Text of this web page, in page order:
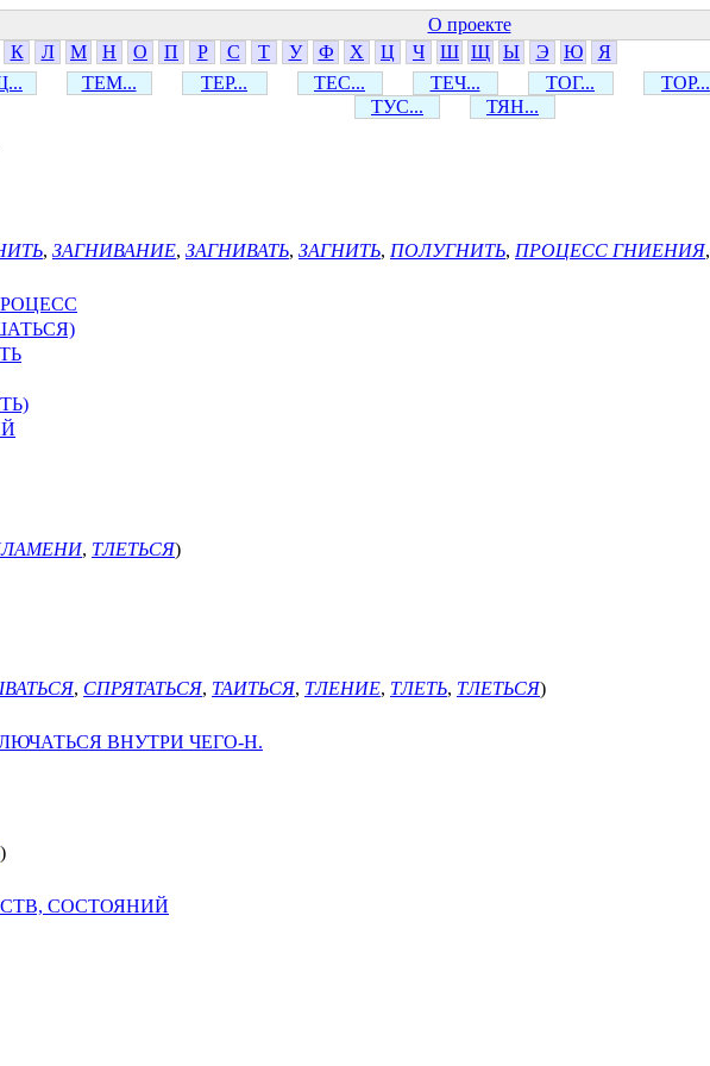
О проекте
К Л М Н О П Р С Т У Ф Х Ц Ч Ш Щ Ы Э Ю
Я
ТЕМ... ТЕР... ТЕС... ТЕЧ... ТОГ... ТОР...
ТУС...
ТЯН...
, ЗАГНИВАНИЕ, ЗАГНИВАТЬ, ЗАГНИТЬ, ПОЛУГНИТЬ, ПРОЦЕСС ГНИЕНИЯ,
, ТЛЕТЬСЯ)
, СПРЯТАТЬСЯ, ТАИТЬСЯ, ТЛЕНИЕ, ТЛЕТЬ, ТЛЕТЬСЯ)
ВНУТРИ ЧЕГО-Н.
)
СОСТОЯНИЙ